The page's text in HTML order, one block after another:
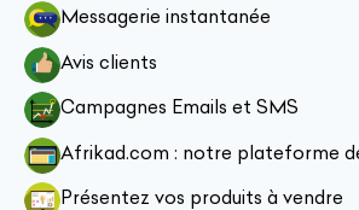
Messagerie instantanée
Avis clients
Campagnes Emails et SMS
Afrikad.com : notre plateforme
Présentez vos produits à vendre